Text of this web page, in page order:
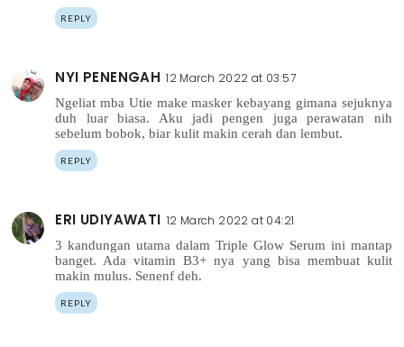
REPLY
NYI PENENGAH 12 March 2022 at 03:57
Ngeliat mba Utie make masker kebayang gimana sejuknya
duh luar biasa. Aku jadi pengen juga perawatan nih
sebelum bobok, biar kulit makin cerah dan lembut.
REPLY
ERI UDIYAWATI 12 March 2022 at 04:21
3 kandungan utama dalam Triple Glow Serum ini mantap
banget. Ada vitamin B3+ nya yang bisa membuat kulit
makin mulus. Senenf deh.
REPLY